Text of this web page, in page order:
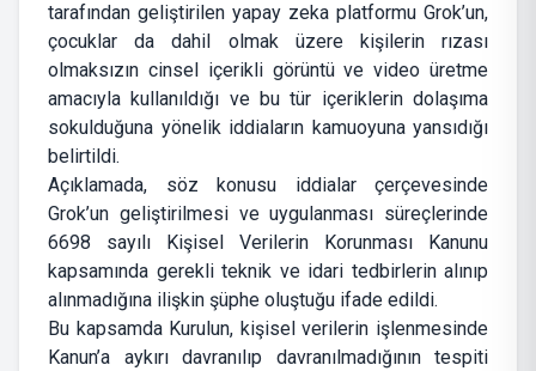
tarafından geliştirilen yapay zeka platformu Grok’un,
çocuklar da dahil olmak üzere kişilerin rızası
olmaksızın cinsel içerikli görüntü ve video üretme
amacıyla kullanıldığı ve bu tür içeriklerin dolaşıma
sokulduğuna yönelik iddiaların kamuoyuna yansıdığı
belirtildi.
Açıklamada, söz konusu iddialar çerçevesinde
Grok’un geliştirilmesi ve uygulanması süreçlerinde
6698 sayılı Kişisel Verilerin Korunması Kanunu
kapsamında gerekli teknik ve idari tedbirlerin alınıp
alınmadığına ilişkin şüphe oluştuğu ifade edildi.
Bu kapsamda Kurulun, kişisel verilerin işlenmesinde
Kanun’a aykırı davranılıp davranılmadığının tespiti